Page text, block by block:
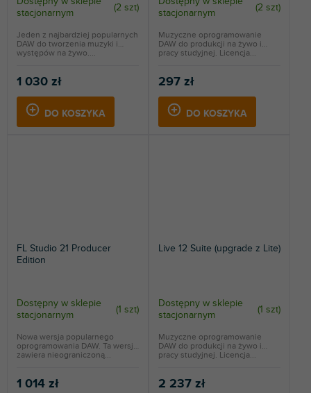
stacjonarnym
(2 szt)
1 030 zł
DO KOSZYKA
Jeden z najbardziej popularnych
DAW do tworzenia muzyki i
występów na żywo....
stacjonarnym
(2 szt)
297 zł
DO KOSZYKA
Muzyczne oprogramowanie
DAW do produkcji na żywo i
pracy studyjnej. Licencja...
FL Studio 21 Producer
Edition
Dostępny w sklepie
stacjonarnym
(1 szt)
1 014 zł
Nowa wersja popularnego
oprogramowania DAW. Ta wersja
zawiera nieograniczoną...
Live 12 Suite (upgrade z Lite)
Dostępny w sklepie
stacjonarnym
(1 szt)
2 237 zł
Muzyczne oprogramowanie
DAW do produkcji na żywo i
pracy studyjnej. Licencja...